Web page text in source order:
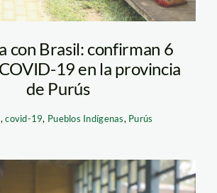
con Brasil: confirman 6
19 en la provincia
de Purús
,covid-19, Pueblos Indígenas, Purús